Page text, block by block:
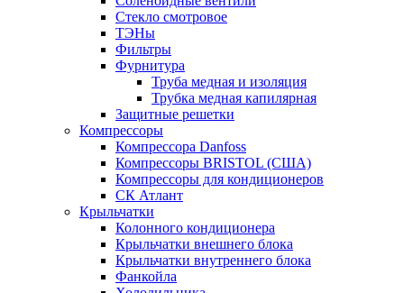
Стекло смотровое
ТЭНы
Фильтры
Фурнитура
Труба медная и изоляция
Трубка медная капилярная
Защитные решетки
Компрессоры
Компрессора Danfoss
Компрессоры BRISTOL (США)
Компрессоры для кондиционеров
СК Атлант
Крыльчатки
Колонного кондиционера
Крыльчатки внешнего блока
Крыльчатки внутреннего блока
Фанкойла